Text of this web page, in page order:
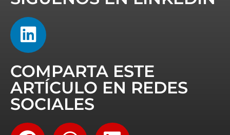
COMPARTA ESTE
ARTÍCULO EN REDES
SOCIALES